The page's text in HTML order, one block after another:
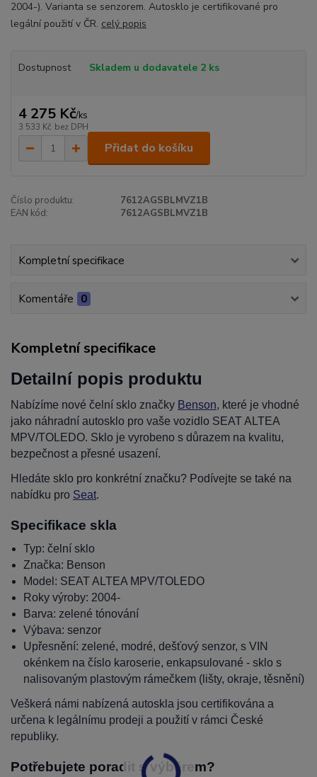
2004-). Varianta se senzorem. Autosklo je certifikované pro
legální použití v ČR. celý popis
Dostupnost Skladem u dodavatele 2 ks
4 275 Kč/ks
3 533 Kč bez DPH
Přidat do košíku
Číslo produktu:
7612AGSBLMVZ1B
EAN kód:
7612AGSBLMVZ1B
Kompletní specifikace
Komentáře 0
Kompletní specifikace
Detailní popis produktu
Nabízíme nové čelní sklo značky Benson, které je vhodné
jako náhradní autosklo pro vaše vozidlo SEAT ALTEA
MPV/TOLEDO. Sklo je vyrobeno s důrazem na kvalitu,
bezpečnost a přesné usazení.
Hledáte sklo pro konkrétní značku? Podívejte se také na
nabídku pro Seat.
Specifikace skla
Typ: čelní sklo
Značka: Benson
Model: SEAT ALTEA MPV/TOLEDO
Roky výroby: 2004-
Barva: zelené tónování
Výbava: senzor
Upřesnění: zelené, modré, dešťový senzor, s VIN
okénkem na číslo karoserie, enkapsulované - sklo s
nalisovaným plastovým rámečkem (lišty, okraje, těsnění)
Veškerá námi nabízená autoskla jsou certifikována a
určena k legálnímu prodeji a použití v rámci České
republiky.
Potřebujete poradit s výběrem?